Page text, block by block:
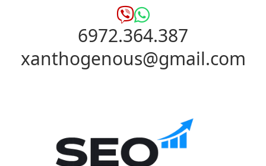
6972.364.387
xanthogenous@gmail.com